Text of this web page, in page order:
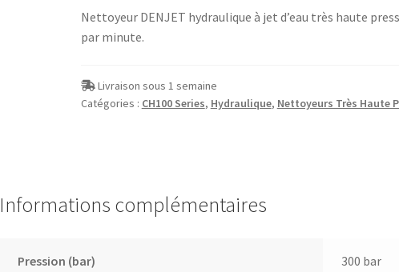
Nettoyeur DENJET hydraulique à jet d’eau très haute
par minute.
Livraison sous 1 semaine
Catégories : CH100 Series, Hydraulique, Nettoyeurs Très Haute
Informations complémentaires
Pression (bar) 300 bar